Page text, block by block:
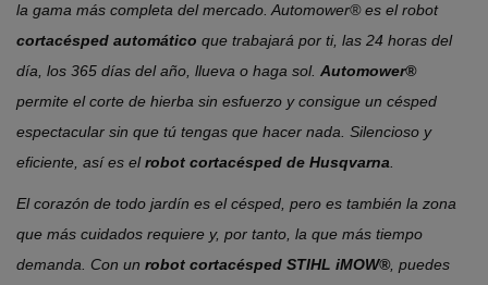
la gama más completa del mercado. Automower® es el robot
cortacésped automático que trabajará por ti, las 24 horas del
día, los 365 días del año, llueva o haga sol. Automower®
permite el corte de hierba sin esfuerzo y consigue un césped
espectacular sin que tú tengas que hacer nada. Silencioso y
eficiente, así es elrobot cortacésped de Husqvarna
El corazón de todo jardín es el césped, pero es también la zona
que más cuidados requiere y, por tanto, la que más tiempo
demanda. Con un robot cortacésped STIHL iMOW®, puedes